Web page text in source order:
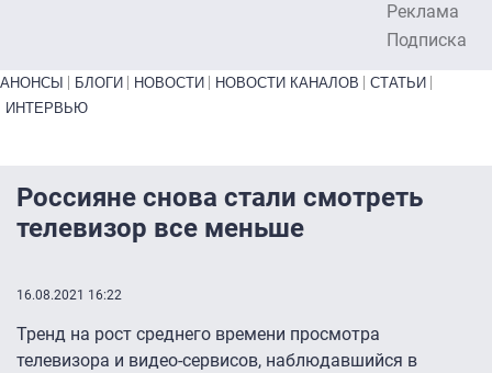
Реклама
Подписка
Primary links bottom
АНОНСЫ БЛОГИ НОВОСТИ НОВОСТИ КАНАЛОВ
СТАТЬИ
ИНТЕРВЬЮ
Россияне снова стали смотреть
телевизор все меньше
16.08.2021 16:22
Тренд на рост среднего времени просмотра
телевизора и видео-сервисов, наблюдавшийся в